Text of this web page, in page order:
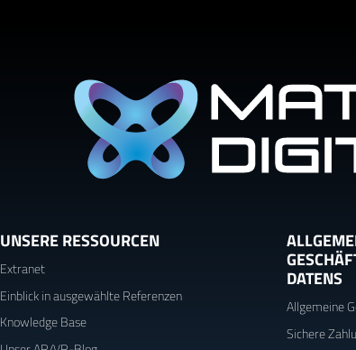
UNSERE RESSOURCEN
Extranet
Einblick in ausgewählte Referenzen
Knowledge Base
DATENS
Allgemeine
Sichere